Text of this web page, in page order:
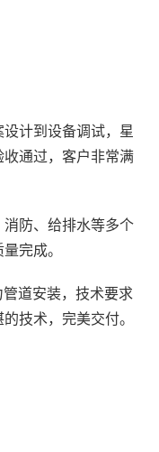
计到设备调试，星
通过，客户非常满
防、给排水等多个
完成。
道安装，技术要求
技术，完美交付。